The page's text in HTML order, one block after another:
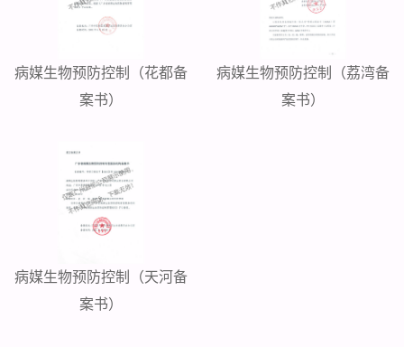
病媒生物预防控制（花都备
案书）
病媒生物预防控制（荔湾备
案书）
病媒生物预防控制（天河备
案书）